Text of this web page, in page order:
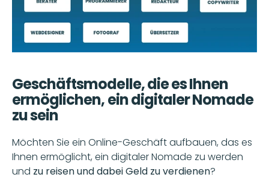
Geschäftsmodelle, die es Ihnen
ermöglichen, ein digitaler Nomade
zu sein
Möchten Sie ein Online-Geschäft aufbauen, das es
Ihnen ermöglicht, ein digitaler Nomade zu werden
und zu reisen und dabei Geld zu verdienen?